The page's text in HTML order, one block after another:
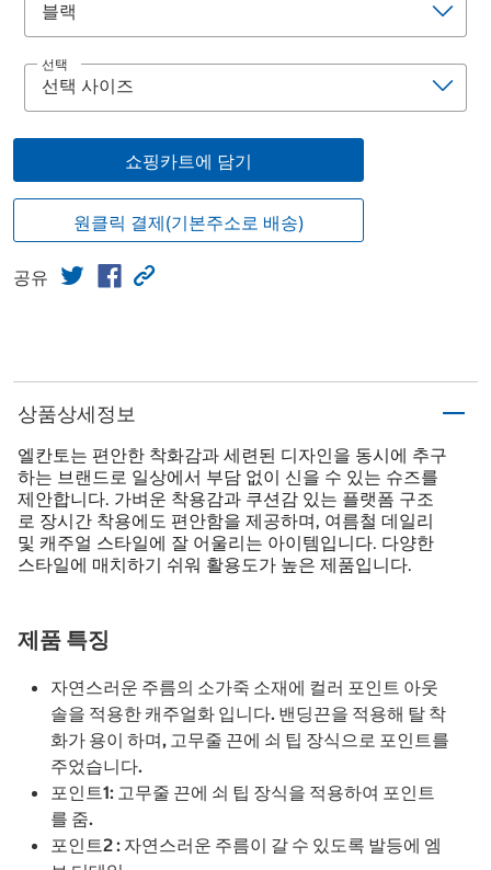
선택
쇼핑카트에 담기
원클릭 결제(기본주소로 배송)
공유
상품상세정보
엘칸토는 편안한 착화감과 세련된 디자인을 동시에 추구
하는 브랜드로 일상에서 부담 없이 신을 수 있는 슈즈를
제안합니다. 가벼운 착용감과 쿠션감 있는 플랫폼 구조
로 장시간 착용에도 편안함을 제공하며, 여름철 데일리
및 캐주얼 스타일에 잘 어울리는 아이템입니다. 다양한
스타일에 매치하기 쉬워 활용도가 높은 제품입니다.
제품 특징
자연스러운 주름의 소가죽 소재에 컬러 포인트 아웃
솔을 적용한 캐주얼화 입니다. 밴딩끈을 적용해 탈 착
화가 용이 하며, 고무줄 끈에 쇠 팁 장식으로 포인트를
주었습니다.
포인트1: 고무줄 끈에 쇠 팁 장식을 적용하여 포인트
를 줌.
포인트2 : 자연스러운 주름이 갈 수 있도록 발등에 엠